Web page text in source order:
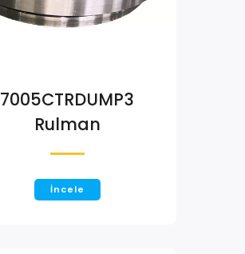
7005CTRDUMP3
Rulman
İncele